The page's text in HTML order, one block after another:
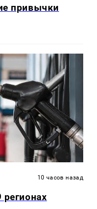
привычки
10 часов назад